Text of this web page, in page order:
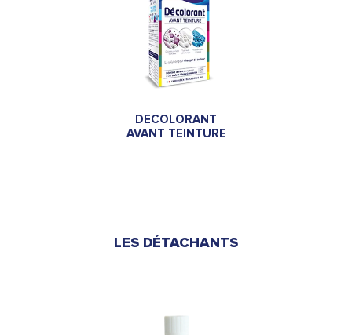
DECOLORANT
AVANT TEINTURE
LES DÉTACHANTS